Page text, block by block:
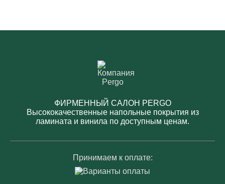
ФИРМЕННЫЙ САЛОН PERGO
Высококачественные напольные покрытия из
ламината и винила по доступным ценам.
Принимаем к оплате: